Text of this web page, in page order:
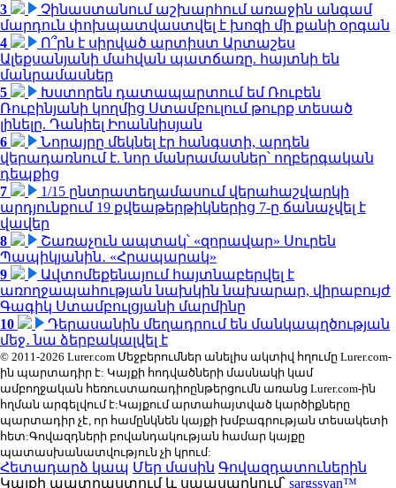
3
Չինաստանում աշխարհում առաջին անգամ
մարդուն փոխպատվաստվել է խոզի մի քանի օրգան
4
Ո՞րն է սիրված արտիստ Արտաշես
Ալեքսանյանի մահվան պատճառը. հայտնի են
մանրամասներ
5
Խստորեն դատապարտում եմ Ռուբեն
Ռուբինյանի կողմից Ստամբուլում թուրք տեսած
լինելը. Դանիել Իոաննիսյան
6
Նորայրը մեկնել էր հանգստի, արդեն
վերադառնում է. նոր մանրամասներ՝ ողբերգական
դեպքից
7
1/15 ընտրատեղամասում վերահաշվարկի
արդյունքում 19 քվեաթերթիկներից 7-ը ճանաչվել է
վավեր
8
Շառաչուն ապտակ՝ «զորավար» Սուրեն
Պապիկյանին․ «Հրապարակ»
9
Ավտոմեքենայում հայտնաբերվել է
առողջապահության նախկին նախարար, վիրաբույժ
Գագիկ Ստամբուլցյանի մարմինը
10
Դերասանին մեղադրում են մանկապղծության
մեջ․ նա ձերբակալվել է
© 2011-2026 Lurer.com Մեջբերումներ անելիս ակտիվ հղումը Lurer.com-
ին պարտադիր է: Կայքի հոդվածների մասնակի կամ
ամբողջական հեռուստառադիոընթերցումն առանց Lurer.com-ին
հղման արգելվում է:Կայքում արտահայտված կարծիքները
պարտադիր չէ, որ համընկնեն կայքի խմբագրության տեսակետի
հետ:Գովազդների բովանդակության համար կայքը
պատասխանատվություն չի կրում:
Հետադարձ կապ Մեր մասին Գովազդատուներին
Կայքի պատրաստում և սպասարկում՝ sargssyan™